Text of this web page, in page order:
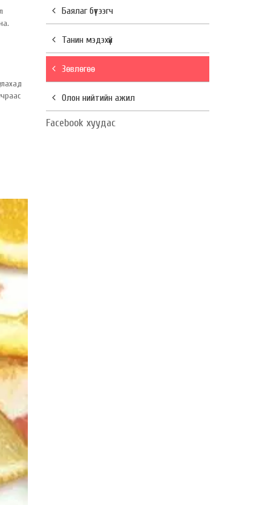
Баялаг бүтээгч
Танин мэдэхүй
Зөвлөгөө
Олон нийтийн ажил
Facebook хуудас